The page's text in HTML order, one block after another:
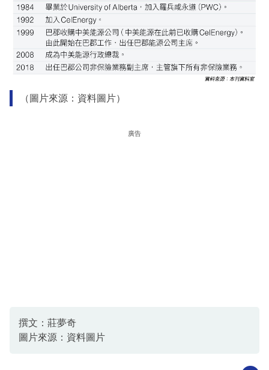
（圖片來源：資料圖片）
廣告
撰文：莊夢奇
圖片來源：資料圖片